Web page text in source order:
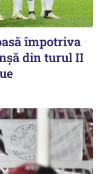
împotriva
din turul II